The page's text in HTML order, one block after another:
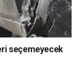
seçemeyecek